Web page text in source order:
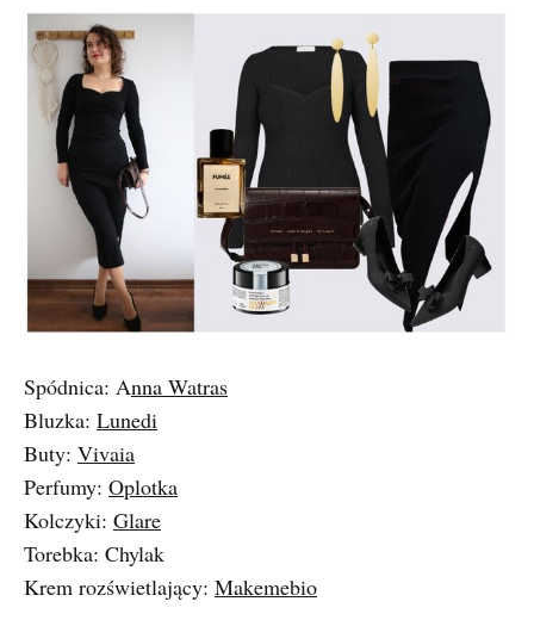
Spódnica: Anna Watras
Bluzka: Lunedi
Buty: Vivaia
Perfumy: Oplotka
Kolczyki: Glare
Torebka: Chylak
Krem rozświetlający: Makemebio